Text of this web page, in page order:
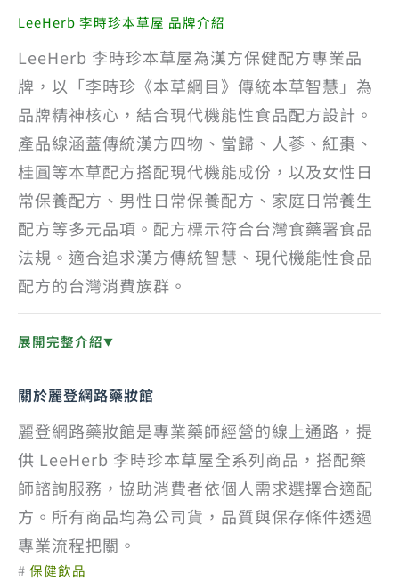
LeeHerb 李時珍本草屋 品牌介紹
LeeHerb 李時珍本草屋為漢方保健配方專業品
牌，以「李時珍《本草綱目》傳統本草智慧」為
品牌精神核心，結合現代機能性食品配方設計。
產品線涵蓋傳統漢方四物、當歸、人蔘、紅棗、
桂圓等本草配方搭配現代機能成份，以及女性日
常保養配方、男性日常保養配方、家庭日常養生
配方等多元品項。配方標示符合台灣食藥署食品
法規。適合追求漢方傳統智慧、現代機能性食品
配方的台灣消費族群。
展開完整介紹▼
關於麗登網路藥妝館
麗登網路藥妝館是專業藥師經營的線上通路，提
供 LeeHerb 李時珍本草屋全系列商品，搭配藥
師諮詢服務，協助消費者依個人需求選擇合適配
方。所有商品均為公司貨，品質與保存條件透過
專業流程把關。
# 保健飲品